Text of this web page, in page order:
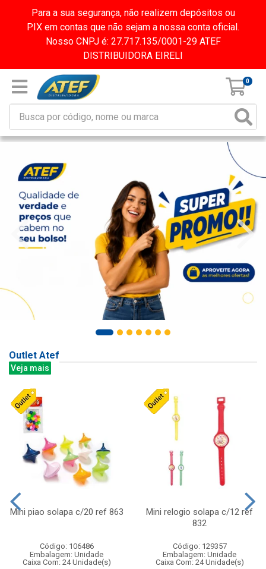
Para a sua segurança, não realizem depósitos ou
PIX em contas que não sejam a nossa conta oficial.
Nosso CNPJ é: 27.717.135/0001-29 ATEF
DISTRIBUIDORA EIRELI
0
Outlet Atef
Veja mais
Mini piao solapa c/20 ref 863
Código: 106486
Embalagem: Unidade
Caixa Com: 24 Unidade(s)
Mini relogio solapa c/12 ref
832
Código: 129357
Embalagem: Unidade
Caixa Com: 24 Unidade(s)